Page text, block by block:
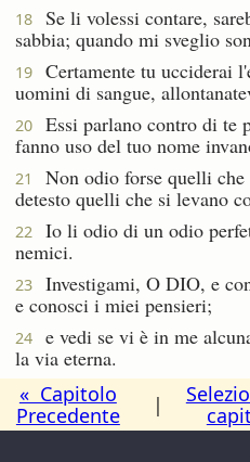
18
Se li volessi contare,
sabbia; quando mi sveglio
19
Certamente tu ucciderai
uomini di sangue,
20
Essi parlano contro di te
fanno uso del tuo nome
21
Non odio forse quelli
detesto quelli che si levano
22
Io li odio di un odio
nemici.
23
Investigami, O DIO, e
e conosci i miei pensieri;
24
e vedi se vi è in me
la via eterna.
« Capitolo
Precedente
|